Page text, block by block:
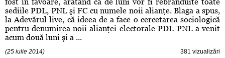
fost în favoare, arătând că de luni vor fi rebranduite toate
sediile PDL, PNL şi FC cu numele noii alianţe. Blaga a spus,
la Adevărul live, că ideea de a face o cercetarea sociologică
pentru denumirea noii alianţei electorale PDL-PNL a venit
acum două luni şi a ...
(25 iulie 2014) 381 vizualizări